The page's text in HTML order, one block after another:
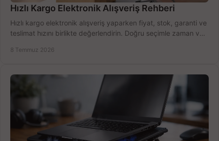
Hızlı Kargo Elektronik Alışveriş Rehberi
Hızlı kargo elektronik alışveriş yaparken fiyat, stok, garanti ve
teslimat hızını birlikte değerlendirin. Doğru seçimle zaman ve
8 Temmuz 2026